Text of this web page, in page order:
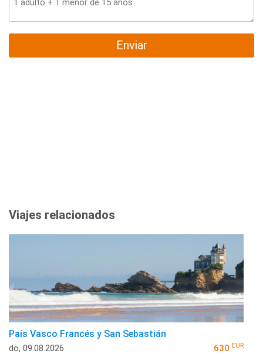
Enviar
Viajes relacionados
País Vasco Francés y San Sebastián
do, 09.08.2026 630 EUR